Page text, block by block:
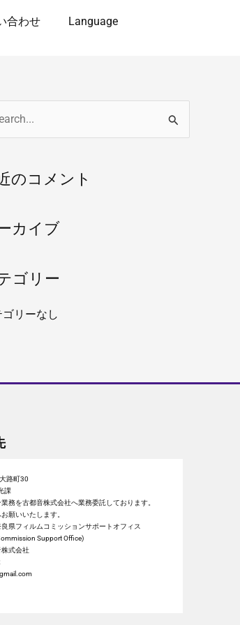
合わせ Language
のコメント
カイブ
ゴリー
ゴリーなし
路町30
課
務を古都音株式会社へ業務委託しております。
願いいたします。
県フィルムコミッションサポートオフィス
Support Office)
式会社